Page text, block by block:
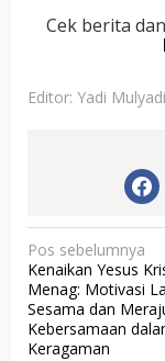
Cek berita
Editor: Yadi Mulyadi
N
a
v
i
Pos sebelumnya
Kenaikan Yesus
Menag: Motivasi
Sesama dan
Kebersamaan
Keragaman